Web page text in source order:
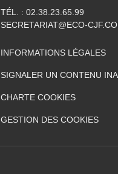
TÉL. : 02.38.23.65.99
SECRETARIAT@ECO-
INFORMATIONS LÉGALES
SIGNALER UN CONTENU
CHARTE COOKIES
GESTION DES COOKIES